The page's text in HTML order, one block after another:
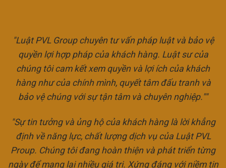
"Luật PVL Group chuyên tư vấn pháp luật và bảo vệ
quyền lợi hợp pháp của khách hàng. Luật sư của
chúng tôi cam kết xem quyền và lợi ích của khách
hàng như của chính mình, quyết tâm đấu tranh và
bảo vệ chúng với sự tận tâm và chuyên nghiệp.""
"Sự tin tưởng và ủng hộ của khách hàng là lời khẳng
định về năng lực, chất lượng dịch vụ của Luật PVL
Proup. Chúng tôi đang hoàn thiện và phát triển từng
ngày để mang lại nhiều giá trị. Xứng đáng với niềm tin